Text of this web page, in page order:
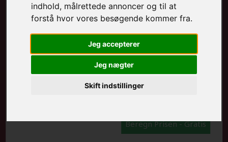
indhold, målrettede annoncer og til at
forstå hvor vores besøgende kommer fra.
Jeg accepterer
Jeg nægter
Skift indstillinger
MALEROPGAVER - UDVENDIGT:
FRAFLYTNINGSPAKKE:
Beregn Prisen - Gratis